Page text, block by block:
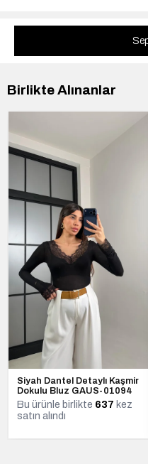
Birlikte Alınanlar
Siyah Dantel Detaylı Kaşmir
Dokulu Bluz GAUS-01094
Bu ürünle birlikte 637 kez
satın alındı